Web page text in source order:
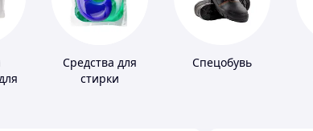
Средства для
стирки
Спецобувь